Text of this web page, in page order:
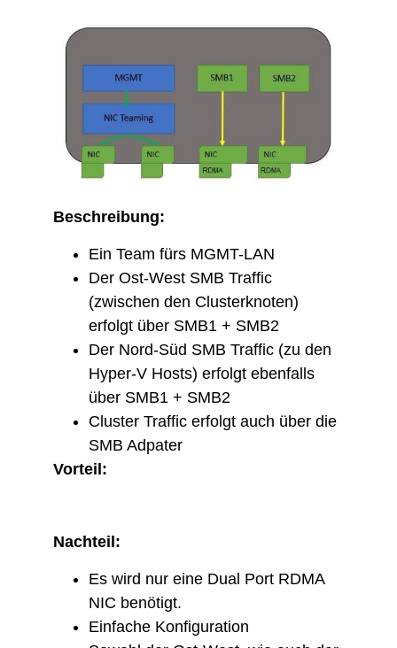
Beschreibung:
Ein Team fürs MGMT-LAN
Der Ost-West SMB Traffic
(zwischen den Clusterknoten)
erfolgt über SMB1 + SMB2
Der Nord-Süd SMB Traffic (zu den
Hyper-V Hosts) erfolgt ebenfalls
über SMB1 + SMB2
Cluster Traffic erfolgt auch über die
SMB Adpater
Vorteil:
Nachteil:
​Es wird nur eine Dual Port RDMA
NIC benötigt.
Einfache Konfiguration